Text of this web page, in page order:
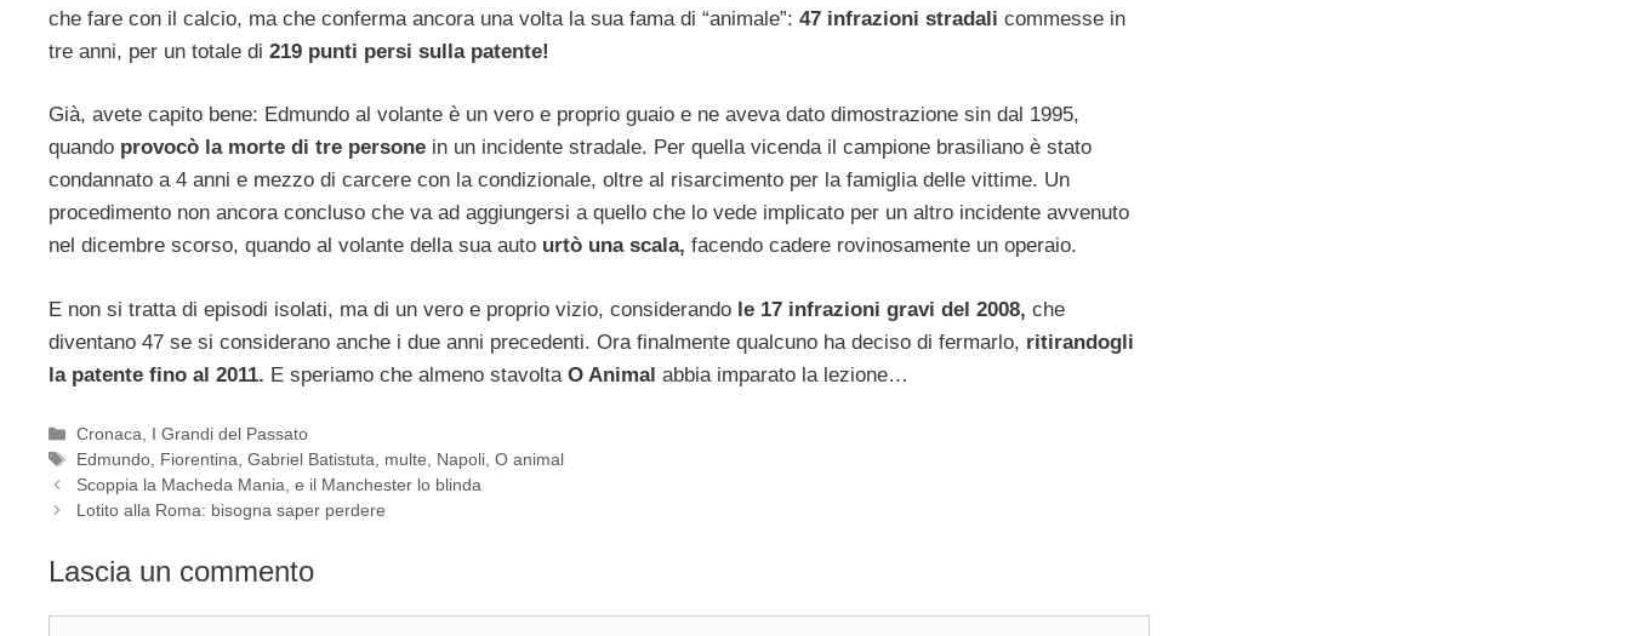
che fare con il calcio, ma che conferma ancora una volta la sua fama di “animale”: 47 infrazioni stradali commesse in
tre anni, per un totale di 219 punti persi sulla patente!
Già, avete capito bene: Edmundo al volante è un vero e proprio guaio e ne aveva dato dimostrazione sin dal 1995,
quando provocò la morte di tre persone in un incidente stradale. Per quella vicenda il campione brasiliano è stato
condannato a 4 anni e mezzo di carcere con la condizionale, oltre al risarcimento per la famiglia delle vittime. Un
procedimento non ancora concluso che va ad aggiungersi a quello che lo vede implicato per un altro incidente avvenuto
nel dicembre scorso, quando al volante della sua auto urtò una scala, facendo cadere rovinosamente un operaio.
E non si tratta di episodi isolati, ma di un vero e proprio vizio, considerando le 17 infrazioni gravi del 2008, che
diventano 47 se si considerano anche i due anni precedenti. Ora finalmente qualcuno ha deciso di fermarlo, ritirandogli
la patente fino al 2011. E speriamo che almeno stavolta O Animal abbia imparato la lezione…
Categorie
Cronaca, I Grandi del Passato
Tag
Edmundo, Fiorentina,Gabriel Batistuta, multe, Napoli,O animal
Scoppia la Macheda Mania, e il Manchester lo blinda
Lotito alla Roma: bisogna saper perdere
Lascia un commento